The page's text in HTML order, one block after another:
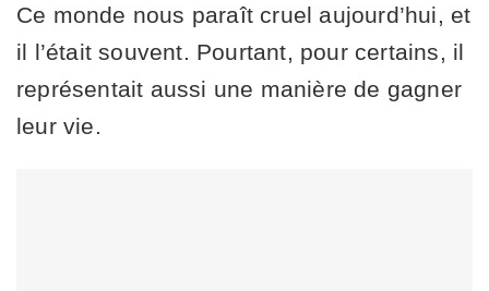
Ce monde nous paraît cruel aujourd’hui, et
il l’était souvent. Pourtant, pour certains, il
représentait aussi une manière de gagner
leur vie.